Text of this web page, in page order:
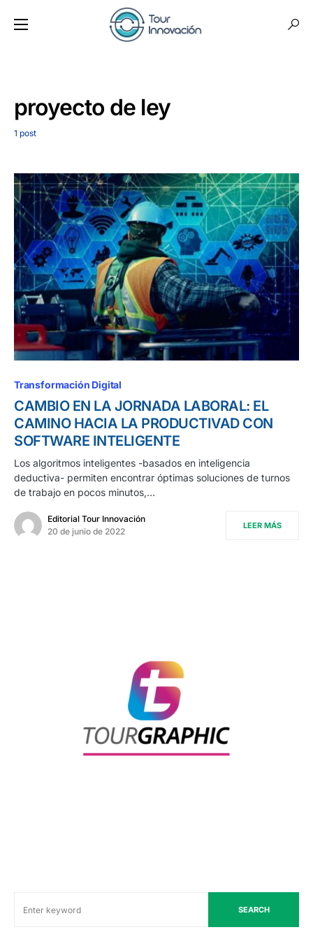
proyecto de ley
1 post
Transformación Digital
CAMBIO EN LA JORNADA LABORAL: EL
CAMINO HACIA LA PRODUCTIVAD CON
SOFTWARE INTELIGENTE
Los algoritmos inteligentes -basados en inteligencia
deductiva- permiten encontrar óptimas soluciones de turnos
de trabajo en pocos minutos,…
Editorial Tour Innovación
20 de junio de 2022
LEER MÁS
SEARCH